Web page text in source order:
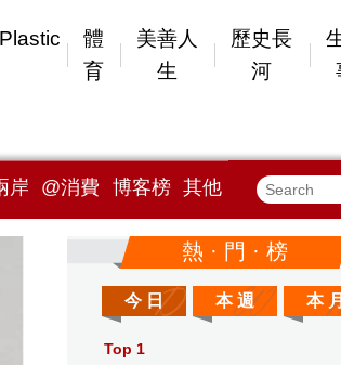
Plastic
體
育
美善人
生
歷史長
河
岸 @消費 博客榜 其他
熱 · 門 · 榜
今 日 本 週 本
Top 1